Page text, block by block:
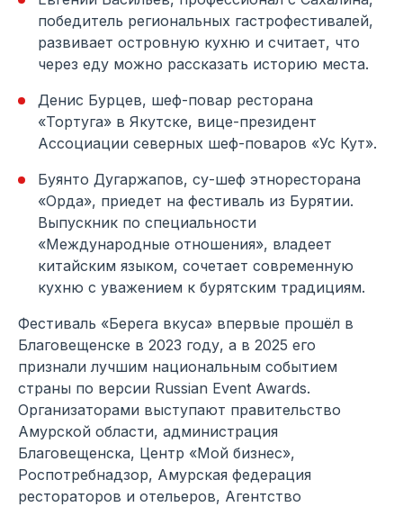
победитель региональных гастрофестивалей,
развивает островную кухню и считает, что
через еду можно рассказать историю места.
Денис Бурцев, шеф-повар ресторана
«Тортуга» в Якутске, вице-президент
Ассоциации северных шеф-поваров «Ус Кут».
Буянто Дугаржапов, су-шеф этноресторана
«Орда», приедет на фестиваль из Бурятии.
Выпускник по специальности
«Международные отношения», владеет
китайским языком, сочетает современную
кухню с уважением к бурятским традициям.
Фестиваль «Берега вкуса» впервые прошёл в
Благовещенске в 2023 году, а в 2025 его
признали лучшим национальным событием
страны по версии Russian Event Awards.
Организаторами выступают правительство
Амурской области, администрация
Благовещенска, Центр «Мой бизнес»,
Роспотребнадзор, Амурская федерация
рестораторов и отельеров, Агентство